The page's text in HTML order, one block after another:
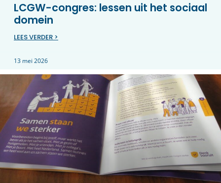
LCGW-congres: lessen uit het sociaal
domein
LEES VERDER >
13 mei 2026